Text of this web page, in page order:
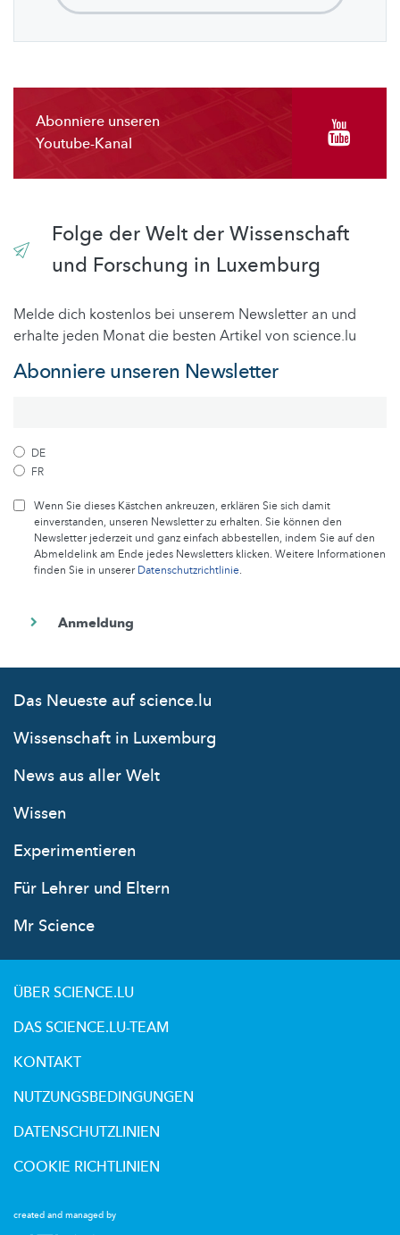
Abonniere unseren
Youtube-Kanal
Folge der Welt der Wissenschaft
und Forschung in Luxemburg
Melde dich kostenlos bei unserem Newsletter an und
erhalte jeden Monat die besten Artikel von science.lu
Abonniere unseren Newsletter
DE
FR
Wenn Sie dieses Kästchen ankreuzen, erklären Sie sich damit
einverstanden, unseren Newsletter zu erhalten. Sie können den
Newsletter jederzeit und ganz einfach abbestellen, indem Sie auf den
Abmeldelink am Ende jedes Newsletters klicken. Weitere Informationen
finden Sie in unsererDatenschutzrichtlinie.
Das Neueste auf science.lu
Wissenschaft in Luxemburg
News aus aller Welt
Wissen
Experimentieren
Für Lehrer und Eltern
Mr Science
created and managed by
ÜBER SCIENCE.LU
DAS SCIENCE.LU-TEAM
KONTAKT
NUTZUNGSBEDINGUNGEN
DATENSCHUTZLINIEN
COOKIE RICHTLINIEN